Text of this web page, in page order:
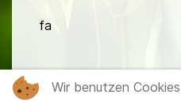
fa
Wir benutzen Cookies